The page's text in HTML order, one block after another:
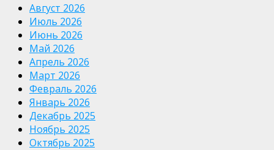
Август 2026
Июль 2026
Июнь 2026
Май 2026
Апрель 2026
Март 2026
Февраль 2026
Январь 2026
Декабрь 2025
Ноябрь 2025
Октябрь 2025